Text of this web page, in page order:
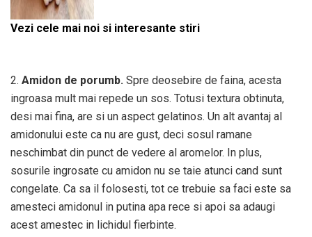
Vezi cele mai noi si interesante stiri
2. Amidon de porumb. Spre deosebire de faina, acesta
ingroasa mult mai repede un sos. Totusi textura obtinuta,
desi mai fina, are si un aspect gelatinos. Un alt avantaj al
amidonului este ca nu are gust, deci sosul ramane
neschimbat din punct de vedere al aromelor. In plus,
sosurile ingrosate cu amidon nu se taie atunci cand sunt
congelate. Ca sa il folosesti, tot ce trebuie sa faci este sa
amesteci amidonul in putina apa rece si apoi sa adaugi
acest amestec in lichidul fierbinte.